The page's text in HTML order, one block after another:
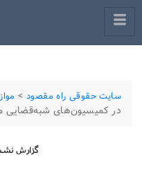
سایت حقوقی راه مقصود >
در كمیسیون‌های شبه‌قضایی مانند
گزارش